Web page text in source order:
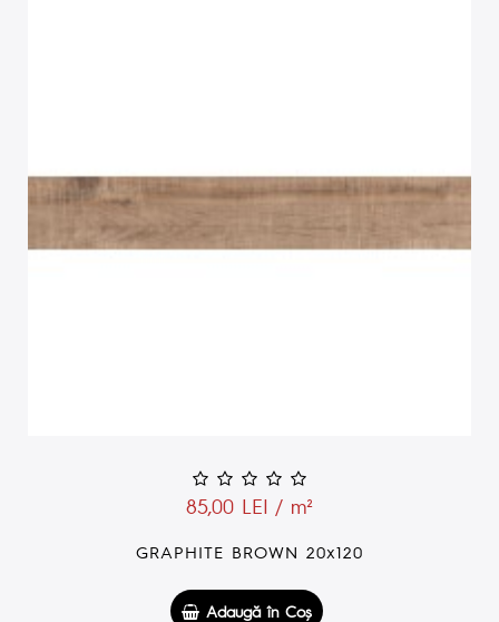
85,00 LEI / m²
GRAPHITE WHITE 20x120
Adaugă în Coş